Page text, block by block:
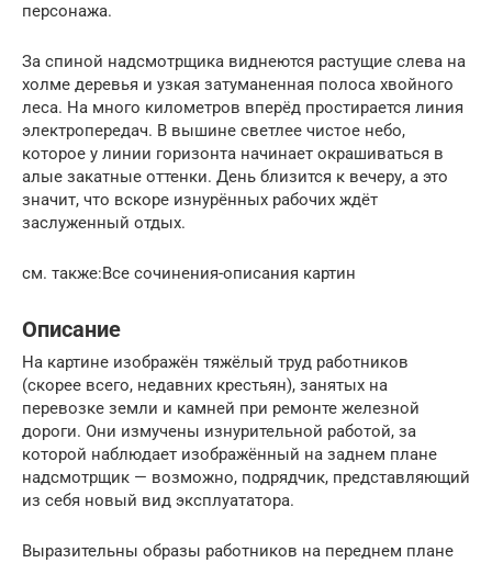
персонажа.
За спиной надсмотрщика виднеются растущие слева на
холме деревья и узкая затуманенная полоса хвойного
леса. На много километров вперёд простирается линия
электропередач. В вышине светлее чистое небо,
которое у линии горизонта начинает окрашиваться в
алые закатные оттенки. День близится к вечеру, а это
значит, что вскоре изнурённых рабочих ждёт
заслуженный отдых.
см. также:Все сочинения-описания картин
Описание
На картине изображён тяжёлый труд работников
(скорее всего, недавних крестьян), занятых на
перевозке земли и камней при ремонте железной
дороги. Они измучены изнурительной работой, за
которой наблюдает изображённый на заднем плане
надсмотрщик — возможно, подрядчик, представляющий
из себя новый вид эксплуататора.
Выразительны образы работников на переднем плане